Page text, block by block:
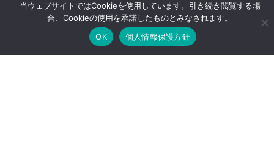
当ウェブサイトではCookieを使用しています。引き続き閲覧する場
合、Cookieの使用を承諾したものとみなされます。
OK
個人情報保護方針